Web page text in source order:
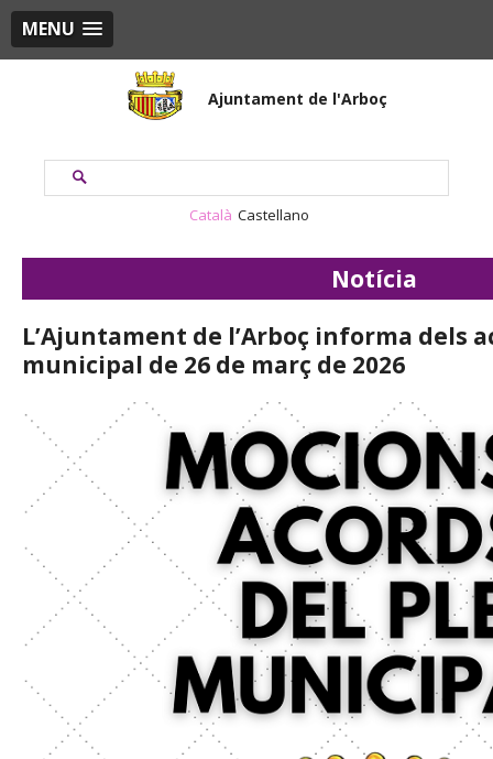
MENU
Ajuntament de l'Arboç
Català Castellano
Notícia
L’Ajuntament de l’Arboç informa dels
municipal de 26 de març de 2026